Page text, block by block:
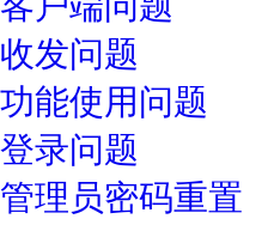
收发问题
功能使用问题
登录问题
管理员密码重置